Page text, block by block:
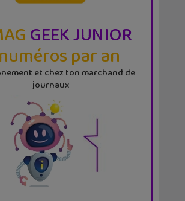
GEEK JUNIOR
par an
et chez ton marchand de
journaux